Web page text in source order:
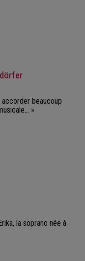
beaucoup
»
la soprano née à